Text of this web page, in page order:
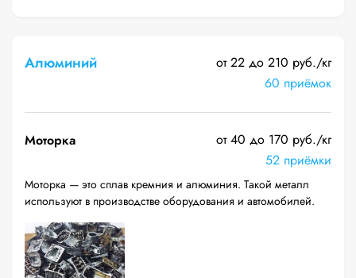
Алюминий
от 22 до 210 руб./кг
60 приёмок
Моторка
от 40 до 170 руб./кг
52 приёмки
Моторка — это сплав кремния и алюминия. Такой металл
используют в производстве оборудования и автомобилей.